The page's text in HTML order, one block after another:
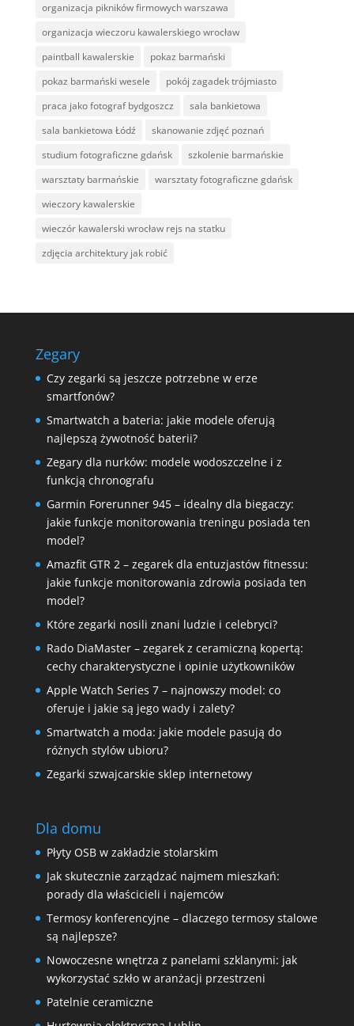
organizacja pikników firmowych warszawa
organizacja wieczoru kawalerskiego wrocław
paintball kawalerskie
pokaz barmański
pokaz barmański wesele
pokój zagadek trójmiasto
praca jako fotograf bydgoszcz
sala bankietowa
sala bankietowa Łódź
skanowanie zdjęć poznań
studium fotograficzne gdańsk
szkolenie barmańskie
warsztaty barmańskie
warsztaty fotograficzne gdańsk
wieczory kawalerskie
wieczór kawalerski wrocław rejs na statku
zdjęcia architektury jak robić
Zegary
Czy zegarki są jeszcze potrzebne w erze
smartfonów?
Smartwatch a bateria: jakie modele oferują
najlepszą żywotność baterii?
Zegary dla nurków: modele wodoszczelne i z
funkcją chronografu
Garmin Forerunner 945 – idealny dla biegaczy:
jakie funkcje monitorowania treningu posiada ten
model?
Amazfit GTR 2 – zegarek dla entuzjastów fitnessu:
jakie funkcje monitorowania zdrowia posiada ten
model?
Które zegarki nosili znani ludzie i celebryci?
Rado DiaMaster – zegarek z ceramiczną kopertą:
cechy charakterystyczne i opinie użytkowników
Apple Watch Series 7 – najnowszy model: co
oferuje i jakie są jego wady i zalety?
Smartwatch a moda: jakie modele pasują do
różnych stylów ubioru?
Zegarki szwajcarskie sklep internetowy
Dla domu
Płyty OSB w zakładzie stolarskim
Jak skutecznie zarządzać najmem mieszkań:
porady dla właścicieli i najemców
Termosy konferencyjne – dlaczego termosy stalowe
są najlepsze?
Nowoczesne wnętrza z panelami szklanymi: jak
wykorzystać szkło w aranżacji przestrzeni
Patelnie ceramiczne